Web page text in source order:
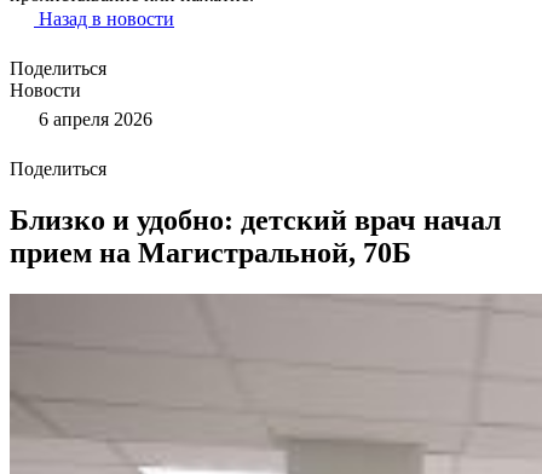
Назад в новости
Поделиться
Новости
6 апреля 2026
Поделиться
Близко и удобно: детский врач начал
прием на Магистральной, 70Б